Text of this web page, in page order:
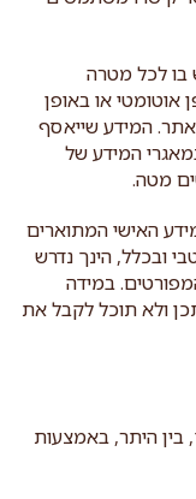
בו לכל מטרה
או באופן
המידע שייאסף
המידע של
מטה.
האישי המתוארים
ובכלל, הינך נדרש
במידה
ולא תוכל לקבל את
בין היתר, באמצעות